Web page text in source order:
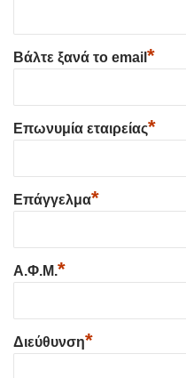
Βάλτε ξανά το email *
Επωνυμία εταιρείας*
Επάγγελμα*
Α.Φ.Μ.*
Διεύθυνση*